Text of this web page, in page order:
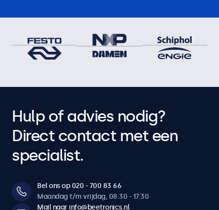
Hulp of advies nodig?
Direct contact met een
specialist.
Bel ons op 020 - 700 83 66
Maandag t/m vrijdag, 08:30 - 17:30
Mail naar info@beetronics.nl